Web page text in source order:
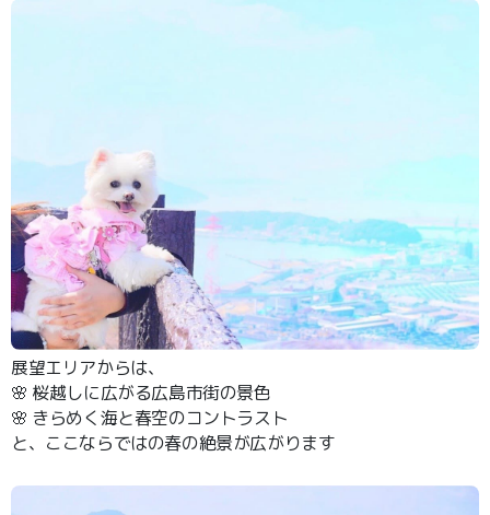
展望エリアからは、
🌸 桜越しに広がる広島市街の景色
🌸 きらめく海と春空のコントラスト
と、ここならではの春の絶景が広がります